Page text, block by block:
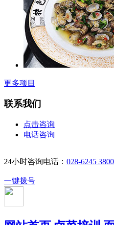
更多项目
联系我们
点击咨询
电话咨询
24小时咨询电话： 028-6245 3800
一键拨号